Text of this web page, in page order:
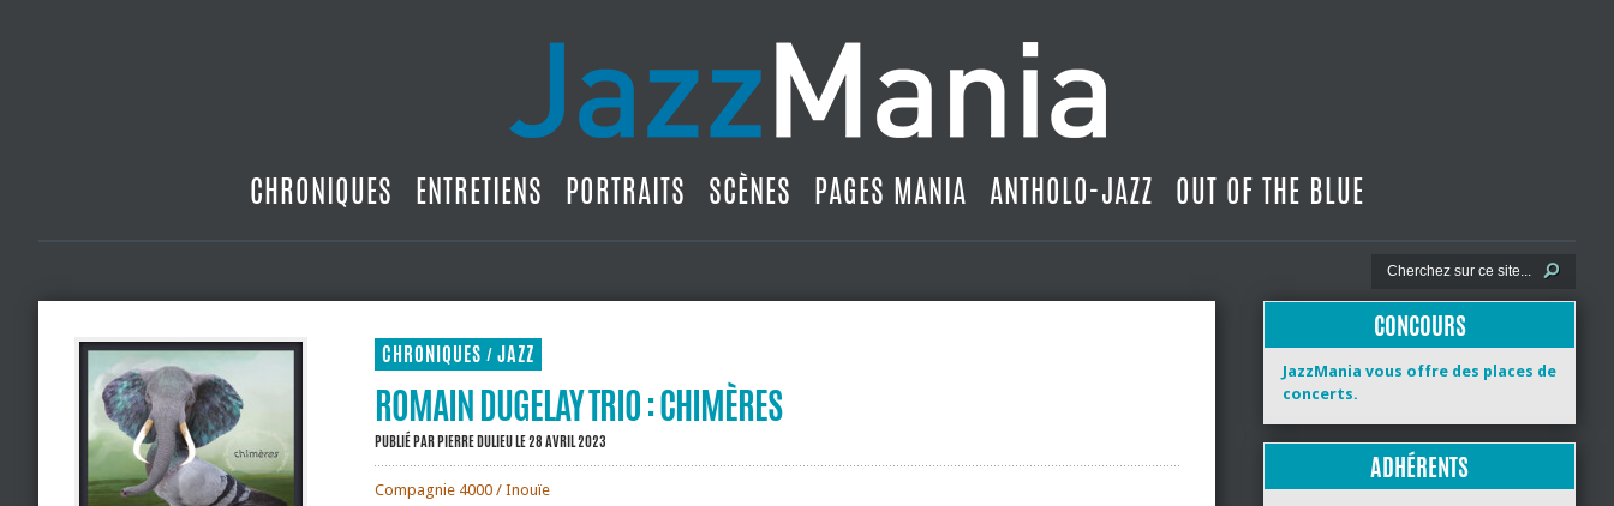
CHRONIQUES ENTRETIENS PORTRAITS SCÈNES PAGES MANIA ANTHOLO-JAZZ OUT OF THE BLUE
CHRONIQUES / JAZZ
ROMAIN DUGELAY TRIO : CHIM​È​RES
PUBLIÉ PARPIERRE DULIEULE 28 AVRIL 2023
Compagnie 4000 / Inouïe
CONCOURS
JazzMania vous offre des places de
concerts.
ADHÉRENTS